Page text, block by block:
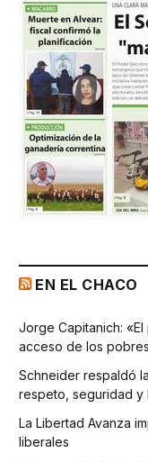
EN EL CHACO
Jorge Capitanich:
acceso de los
Schneider respaldó
respeto, seguridad y
La Libertad Avanza
liberales